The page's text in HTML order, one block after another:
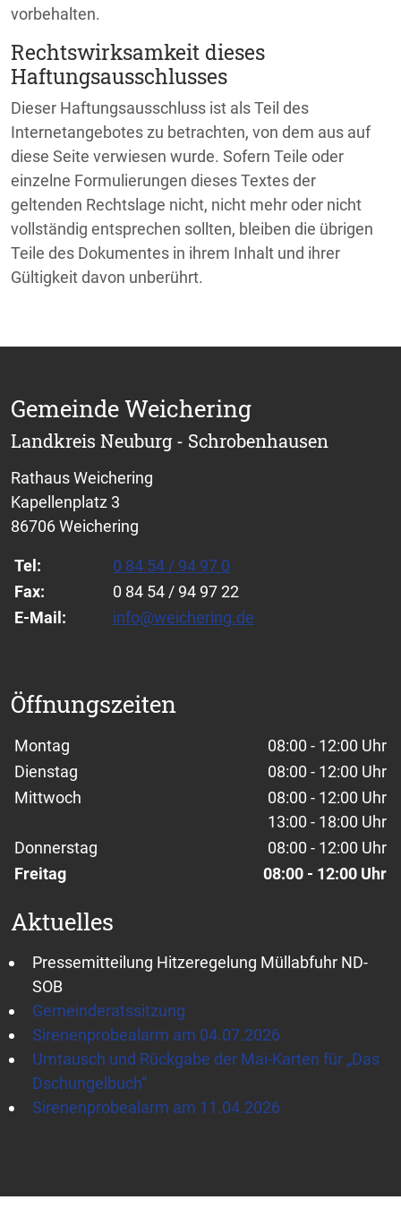
vorbehalten.
Rechtswirksamkeit dieses
Haftungsausschlusses
Dieser Haftungsausschluss ist als Teil des
Internetangebotes zu betrachten, von dem aus auf
diese Seite verwiesen wurde. Sofern Teile oder
einzelne Formulierungen dieses Textes der
geltenden Rechtslage nicht, nicht mehr oder nicht
vollständig entsprechen sollten, bleiben die übrigen
Teile des Dokumentes in ihrem Inhalt und ihrer
Gültigkeit davon unberührt.
Gemeinde Weichering
Landkreis Neuburg - Schrobenhausen
Rathaus Weichering
Kapellenplatz 3
86706 Weichering
Tel:
0 84 54 / 94 97 0
Fax:
0 84 54 / 94 97 22
E-Mail:
info@weichering.de
Öffnungszeiten
Wochentage / Monate
Öffnungszeiten / Hinweise
Montag
08:00 - 12:00 Uhr
Dienstag
08:00 - 12:00 Uhr
Mittwoch
08:00 - 12:00 Uhr
13:00 - 18:00 Uhr
Donnerstag
08:00 - 12:00 Uhr
Freitag
08:00 - 12:00 Uhr
Aktuelles
Pressemitteilung Hitzeregelung Müllabfuhr ND-
SOB
Gemeinderatssitzung
Sirenenprobealarm am 04.07.2026
Umtausch und Rückgabe der Mai-Karten für „Das
Dschungelbuch“
Sirenenprobealarm am 11.04.2026